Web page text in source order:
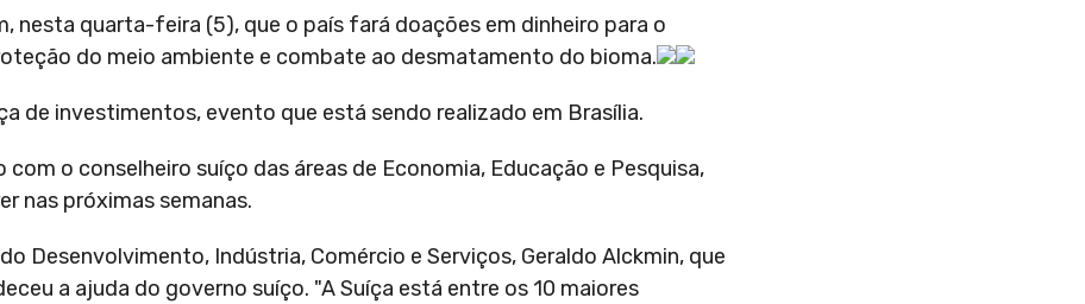
nesta quarta-feira (5), que o país fará doações em dinheiro para o
do meio ambiente e combate ao desmatamento do bioma.
de investimentos, evento que está sendo realizado em Brasília.
o conselheiro suíço das áreas de Economia, Educação e Pesquisa,
nas próximas semanas.
Desenvolvimento, Indústria, Comércio e Serviços, Geraldo Alckmin, que
a ajuda do governo suíço. "A Suíça está entre os 10 maiores